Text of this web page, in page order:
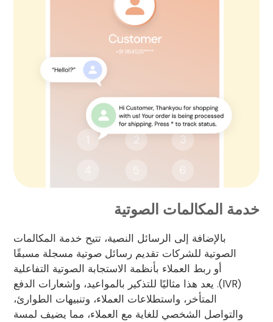
خدمة المكالمات الصوتية
بالإضافة إلى الرسائل النصية، تتيح خدمة المكالمات
الصوتية للشركات تقديم رسائل صوتية مسجلة مسبقًا
أو ربط العملاء بأنظمة الاستجابة الصوتية التفاعلية
(IVR). يعد هذا مثاليًا للتذكير بالمواعيد، وإشعارات الدفع
المتأخر، واستطلاعات العملاء، وتنبيهات الطوارئ،
والتواصل الشخصي للغاية مع العملاء، مما يضيف لمسة